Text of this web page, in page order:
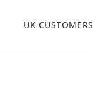
UK CUSTOMERS